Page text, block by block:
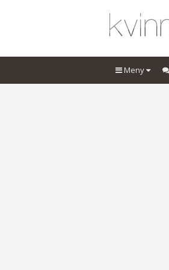
Meny